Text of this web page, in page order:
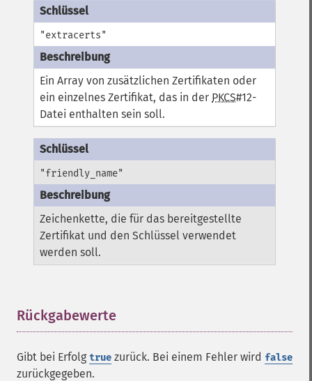
"extracerts"
Ein Array von zusätzlichen Zertifikaten oder
ein einzelnes Zertifikat, das in der PKCS#12-
Datei enthalten sein soll.
"friendly_name"
Zeichenkette, die für das bereitgestellte
Zertifikat und den Schlüssel verwendet
werden soll.
Rückgabewerte
Gibt bei Erfolg true zurück. Bei einem Fehler wird false
zurückgegeben.